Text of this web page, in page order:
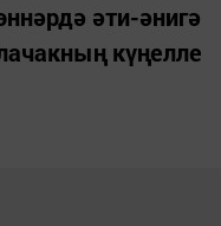
әти-әнигә
күңелле